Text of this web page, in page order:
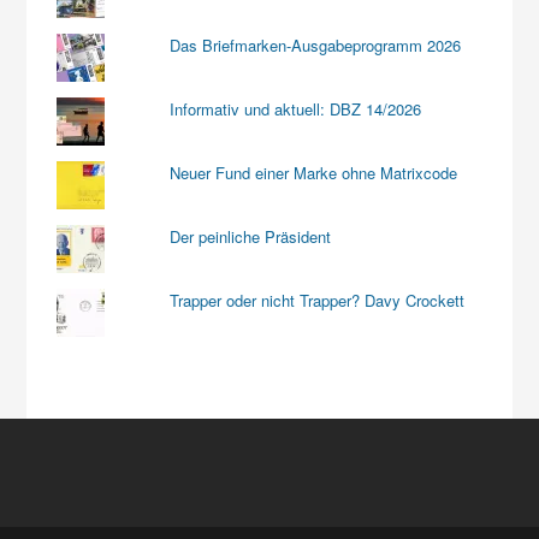
Das Briefmarken-Ausgabeprogramm 2026
Informativ und aktuell: DBZ 14/2026
Neuer Fund einer Marke ohne Matrixcode
Der peinliche Präsident
Trapper oder nicht Trapper? Davy Crockett